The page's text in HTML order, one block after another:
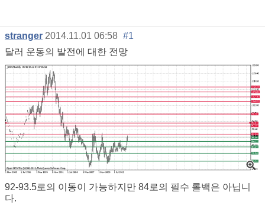
stranger 2014.11.01 06:58 #1
달러 운동의 발전에 대한 전망
92-93.5로의 이동이 가능하지만 84로의 필수 롤백은 아닙니
다.